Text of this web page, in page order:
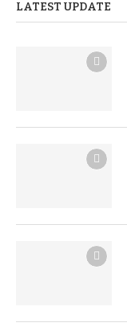
LATEST UPDATE